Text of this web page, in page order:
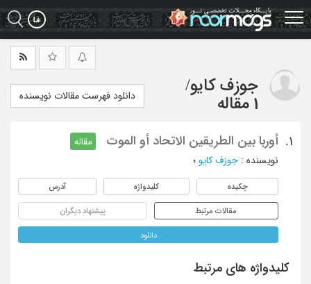
Skip
to
main
جوزف کایو/
1 مقاله
دانلود فهرست مقالات نویسنده
1. أوربا بین الطریقین الاتحاد أو الموت
مقاله
نویسنده : جوزف کایو ؛
چکیده کلیدواژه آدرس
مقالات مرتبط پیشنهاد دیگران
دانلود
کلیدواژه های مرتبط